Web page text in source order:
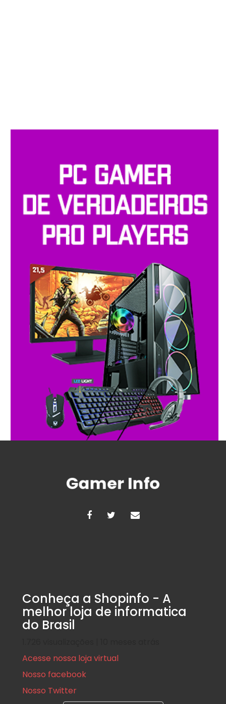
Conheça a Shopinfo - A
melhor loja de informatica
do Brasil
Acesse nossa loja virtual
Nosso facebook
Nosso Twitter